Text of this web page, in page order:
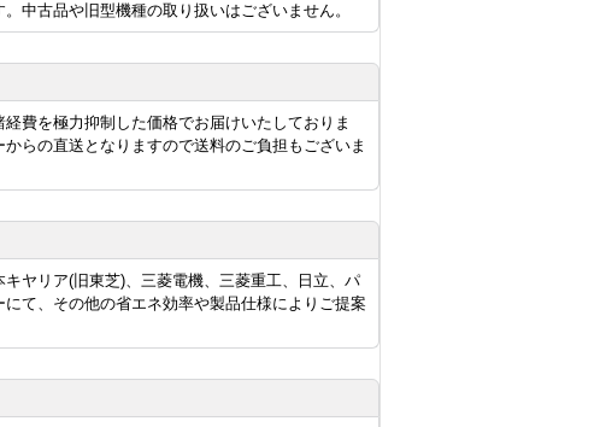
中古品や旧型機種の取り扱いはございません。
費を極力抑制した価格でお届けいたしておりま
らの直送となりますので送料のご負担もございま
ヤリア(旧東芝)、三菱電機、三菱重工、日立、パ
て、その他の省エネ効率や製品仕様によりご提案